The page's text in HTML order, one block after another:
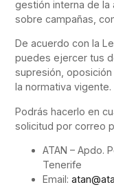
gestión interna de la
sobre campañas,
De acuerdo con la
puedes ejercer tus
supresión,
la normativa vigente.
Podrás hacerlo en
solicitud por correo
ATAN – Apdo.
Tenerife
Email: